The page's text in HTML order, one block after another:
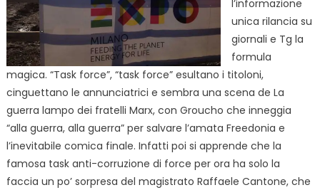
l’informazione
unica rilancia su
giornali e Tg la
formula
magica. “Task force”, “task force” esultano i titoloni,
cinguettano le annunciatrici e sembra una scena de La
guerra lampo dei fratelli Marx, con Groucho che inneggia
“alla guerra, alla guerra” per salvare l’amata Freedonia e
l’inevitabile comica finale. Infatti poi si apprende che la
famosa task anti-corruzione di force per ora ha solo la
faccia un po’ sorpresa del magistrato Raffaele Cantone, che